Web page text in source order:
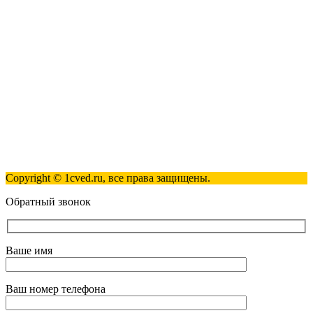
Copyright © 1cved.ru, все права защищены.
Обратный звонок
Ваше имя
Ваш номер телефона